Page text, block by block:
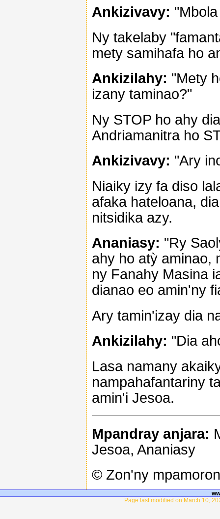
Ankizivavy:
Ny takelaby
mety samihafa ho
Ankizilahy: "Mety
izany taminao?"
Ny STOP ho ahy
Andriamanitra ho
Ankizivavy: "Ary
Niaiky izy fa diso
afaka hateloana,
nitsidika azy.
Ananiasy: "Ry
ahy ho atỳ aminao,
ny Fanahy Masina
dianao eo amin'ny
Ary tamin'izay dia
Ankizilahy: "Dia
Lasa namany
nampahafantariny
amin'i Jesoa.
Mpandray anjara:
Jesoa, Ananiasy
© Zon'ny
Page last modified on March 10,